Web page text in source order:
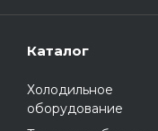
Каталог
Холодильное
оборудование